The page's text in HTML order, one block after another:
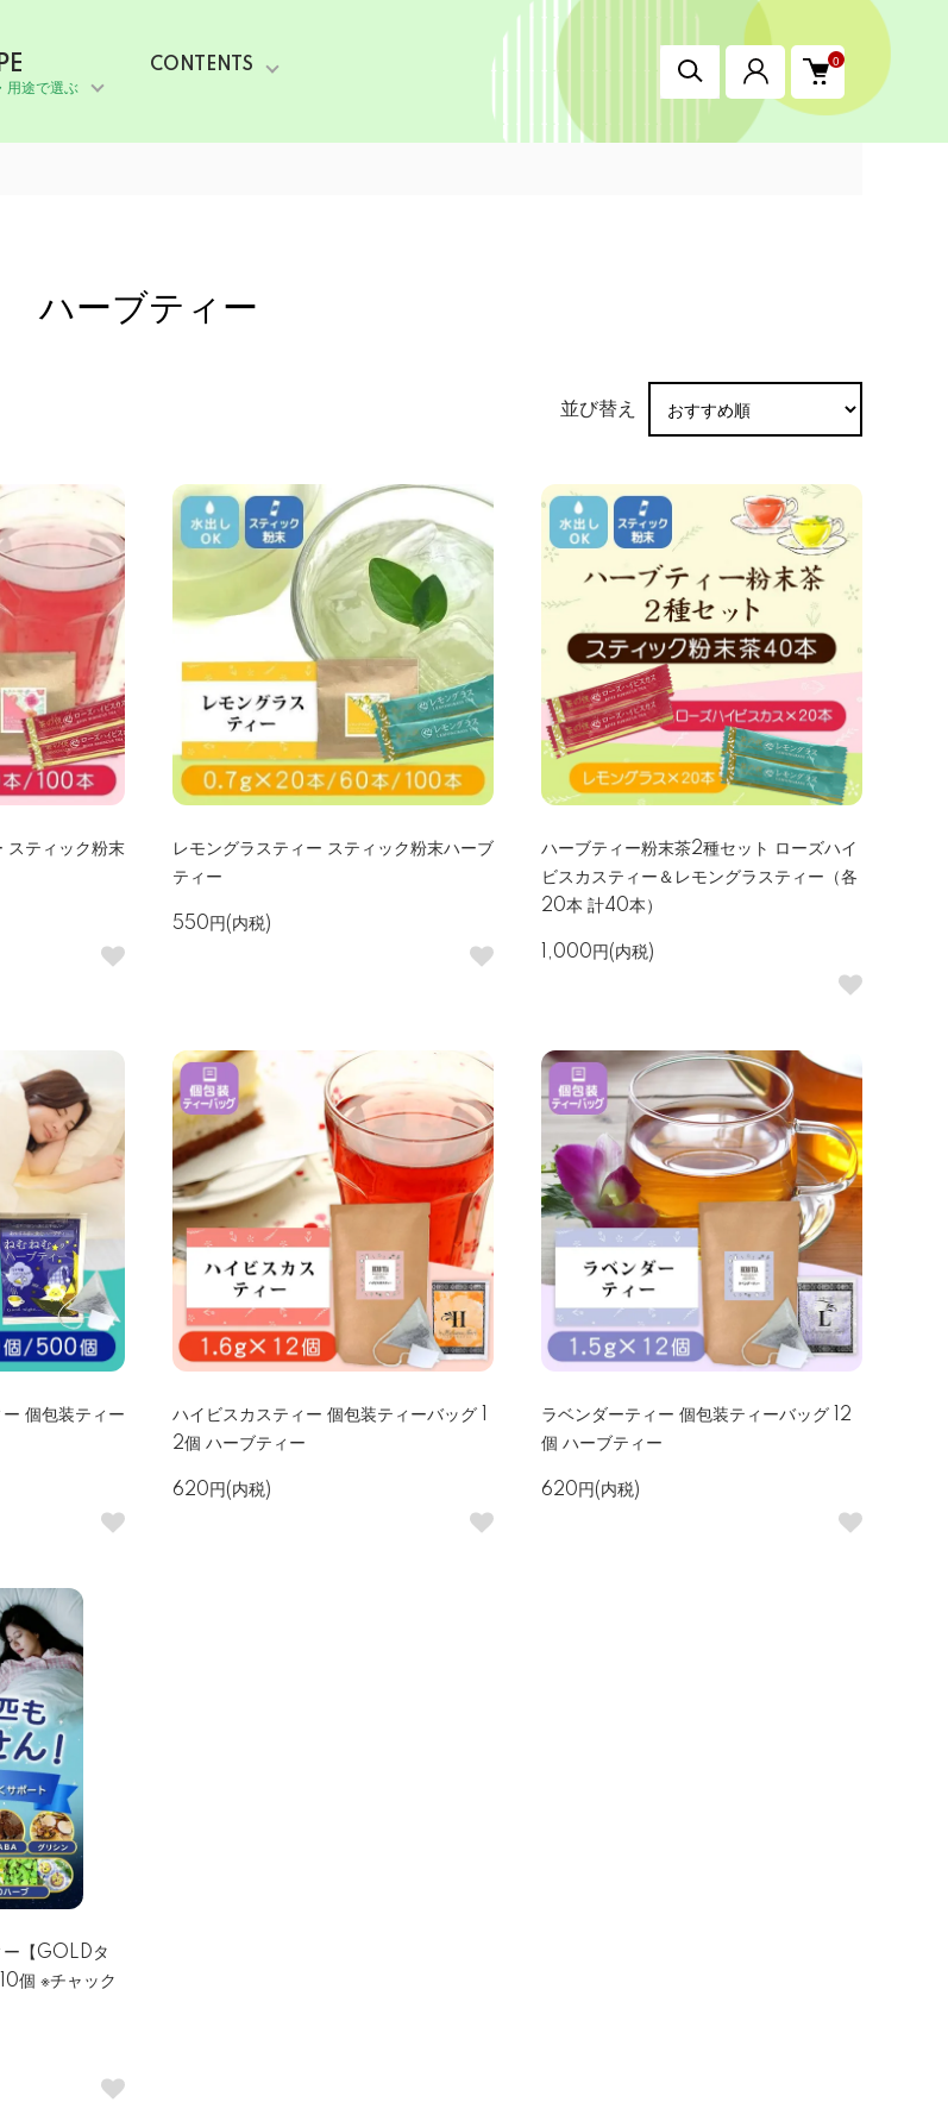
用途で選ぶ
CONTENTS 0
ハーブティー
並び替え
スティック粉末
レモングラスティー スティック粉末ハーブ
ティー
550円(内税)
ハーブティー粉末茶2種セット ローズハイ
ビスカスティー＆レモングラスティー（各
20本 計40本）
1,000円(内税)
個包装ティー
ハイビスカスティー 個包装ティーバッグ 1
2個 ハーブティー
620円(内税)
ラベンダーティー 個包装ティーバッグ 12
個 ハーブティー
620円(内税)
ー【GOLDタ
個 ※チャック